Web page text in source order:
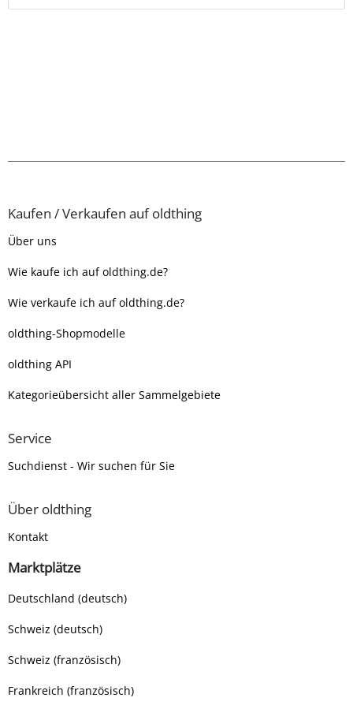
Kaufen / Verkaufen auf oldthing
Über uns
Wie kaufe ich auf oldthing.de?
Wie verkaufe ich auf oldthing.de?
oldthing-Shopmodelle
oldthing API
Kategorieübersicht aller Sammelgebiete
Service
Suchdienst - Wir suchen für Sie
Über oldthing
Kontakt
Marktplätze
Deutschland (deutsch)
Schweiz (deutsch)
Schweiz (französisch)
Frankreich (französisch)